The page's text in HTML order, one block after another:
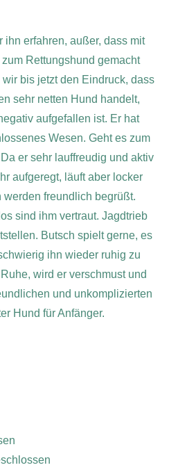
erfahren, außer, dass mit
Rettungshund gemacht
bis jetzt den Eindruck, dass
sehr netten Hund handelt,
aufgefallen ist. Er hat
Wesen. Geht es zum
er sehr lauffreudig und aktiv
aufgeregt, läuft aber locker
freundlich begrüßt.
sind ihm vertraut. Jagdtrieb
Butsch spielt gerne, es
ihn wieder ruhig zu
wird er verschmust und
und unkomplizierten
Hund für Anfänger.